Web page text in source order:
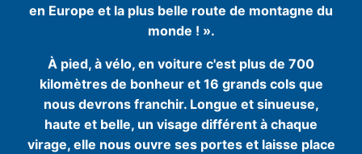
en Europe et la plus belle route de montagne du
monde ! ».
À pied, à vélo, en voiture c'est plus de 700
kilomètres de bonheur et 16 grands cols que
nous devrons franchir. Longue et sinueuse,
haute et belle, un visage différent à chaque
virage, elle nous ouvre ses portes et laisse place